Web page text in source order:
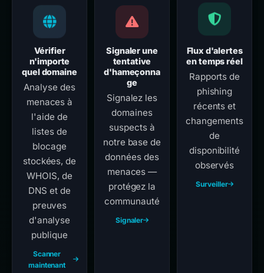
Vérifier
n'importe
quel domaine
Analyse des
menaces à
l'aide de
listes de
blocage
stockées, de
WHOIS, de
DNS et de
preuves
d'analyse
publique
Scanner
maintenant
Signaler une
tentative
d'hameçonna
ge
Signalez les
domaines
suspects à
notre base de
données des
menaces —
protégez la
communauté
Signaler
Flux d'alertes
en temps réel
Rapports de
phishing
récents et
changements
de
disponibilité
observés
Surveiller